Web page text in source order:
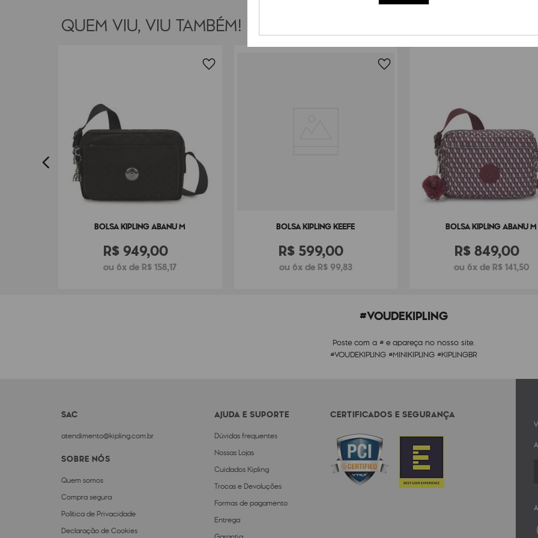
QUEM VIU, VIU TAMBÉM!
BOLSA KIPLING ABANU M
R$ 949,00
ou 6x de R$ 158,17
BOLSA KIPLING KEEFE
R$ 599,00
ou 6x de R$ 99,83
BOLSA KIPLING ABANU M
R$849,00
ou 6x de R$ 141,50
#VOUDEKIPLING
Poste com a # e apareça no nosso site.
#VOUDEKIPLING #MINIKIPLING #KIPLINGBR
SAC
atendimento@kipling.com.br
SOBRE NÓS
Quem somos
Compra segura
Política de Privacidade
Declaração de Cookies
AJUDA E SUPORTE
Dúvidas frequentes
Nossas Lojas
Cuidados Kipling
Trocas e Devoluções
Formas de pagamento
Entrega
CERTIFICADOS E SEGURANÇA